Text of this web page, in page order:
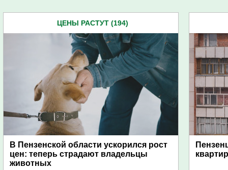
ЦЕНЫ РАСТУТ (194)
В Пензенской области ускорился рост
цен: теперь страдают владельцы
животных